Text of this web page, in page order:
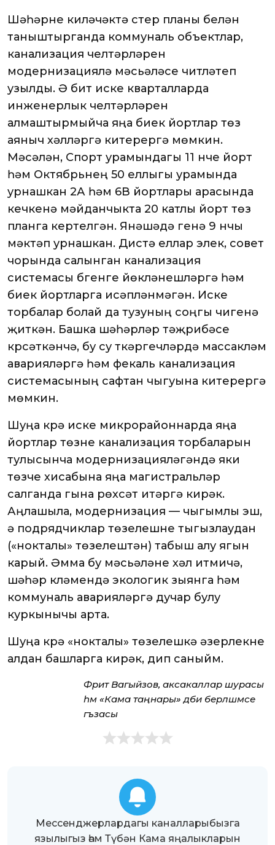
Шәһәрне киләчәктә үстерү планы белән
таныштырганда коммуналь объектлар,
канализация челтәрләрен
модернизацияләү мәсьәләсе читләтеп
узылды. Ә бит иске кварталларда
инженерлык челтәрләрен
алмаштырмыйча яңа биек йортлар төзү
аяныч хәлләргә китерергә мөмкин.
Мәсәлән, Спорт урамындагы 11 нче йорт
һәм Октябрьнең 50 еллыгы урамында
урнашкан 2А һәм 6В йортлары арасында
кечкенә мәйданчыкта 20 катлы йорт төзү
планга кертелгән. Янәшәдә генә 9 нчы
мәктәп урнашкан. Дистә еллар элек, совет
чорында салынган канализация
системасы бүгенге йөкләнешләргә һәм
биек йортларга исәпләнмәгән. Иске
торбалар болай да тузуның соңгы чигенә
җиткән. Башка шәһәрләр тәҗрибәсе
күрсәткәнчә, бу су үткәргечләрдә массакүләм
аварияләргә һәм фекаль канализация
системасының сафтан чыгуына китерергә
мөмкин.
Шуңа күрә иске микрорайоннарда яңа
йортлар төзүне канализация торбаларын
тулысынча модернизацияләгәндә яки
төзүче хисабына яңа магистральләр
салганда гына рөхсәт итәргә кирәк.
Аңлашыла, модернизация — чыгымлы эш,
ә подрядчиклар төзелешне тыгызлаудан
(«нокталы» төзелештән) табыш алу ягын
карый. Әмма бу мәсьәләне хәл итмичә,
шәһәр күләмендә экологик зыянга һәм
коммуналь аварияләргә дучар булу
куркынычы арта.
Шуңа күрә «нокталы» төзелешкә әзерлекне
алдан башларга кирәк, дип саныйм.
Фәрит Вагыйзов, аксакаллар шурасы
һәм «Кама таңнары» әдәби берләшмәсе
әгъзасы
Мессенджерлардагы каналларыбызга
язылыгыз һәм Түбән Кама яңалыкларын